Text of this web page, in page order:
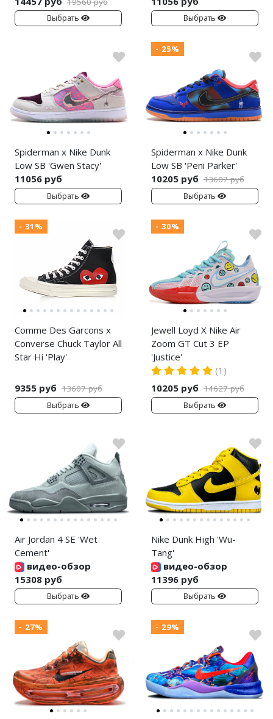
Выбрать Выбрать
Spiderman x Nike Dunk
Low SB 'Gwen Stacy'
11056 руб
Выбрать
- 25%
Spiderman x Nike Dunk
Low SB 'Peni Parker'
10205 руб 13607 руб
Выбрать
- 31%
Comme Des Garcons x
Converse Chuck Taylor All
Star Hi 'Play'
9355 руб 13607 руб
Выбрать
- 30%
Jewell Loyd X Nike Air
Zoom GT Cut 3 EP
'Justice'
(1)
10205 руб 14627 руб
Выбрать
Air Jordan 4 SE 'Wet
Cement'
видео-обзор
15308 руб
Выбрать
Nike Dunk High 'Wu-
Tang'
видео-обзор
11396 руб
Выбрать
- 27% - 29%